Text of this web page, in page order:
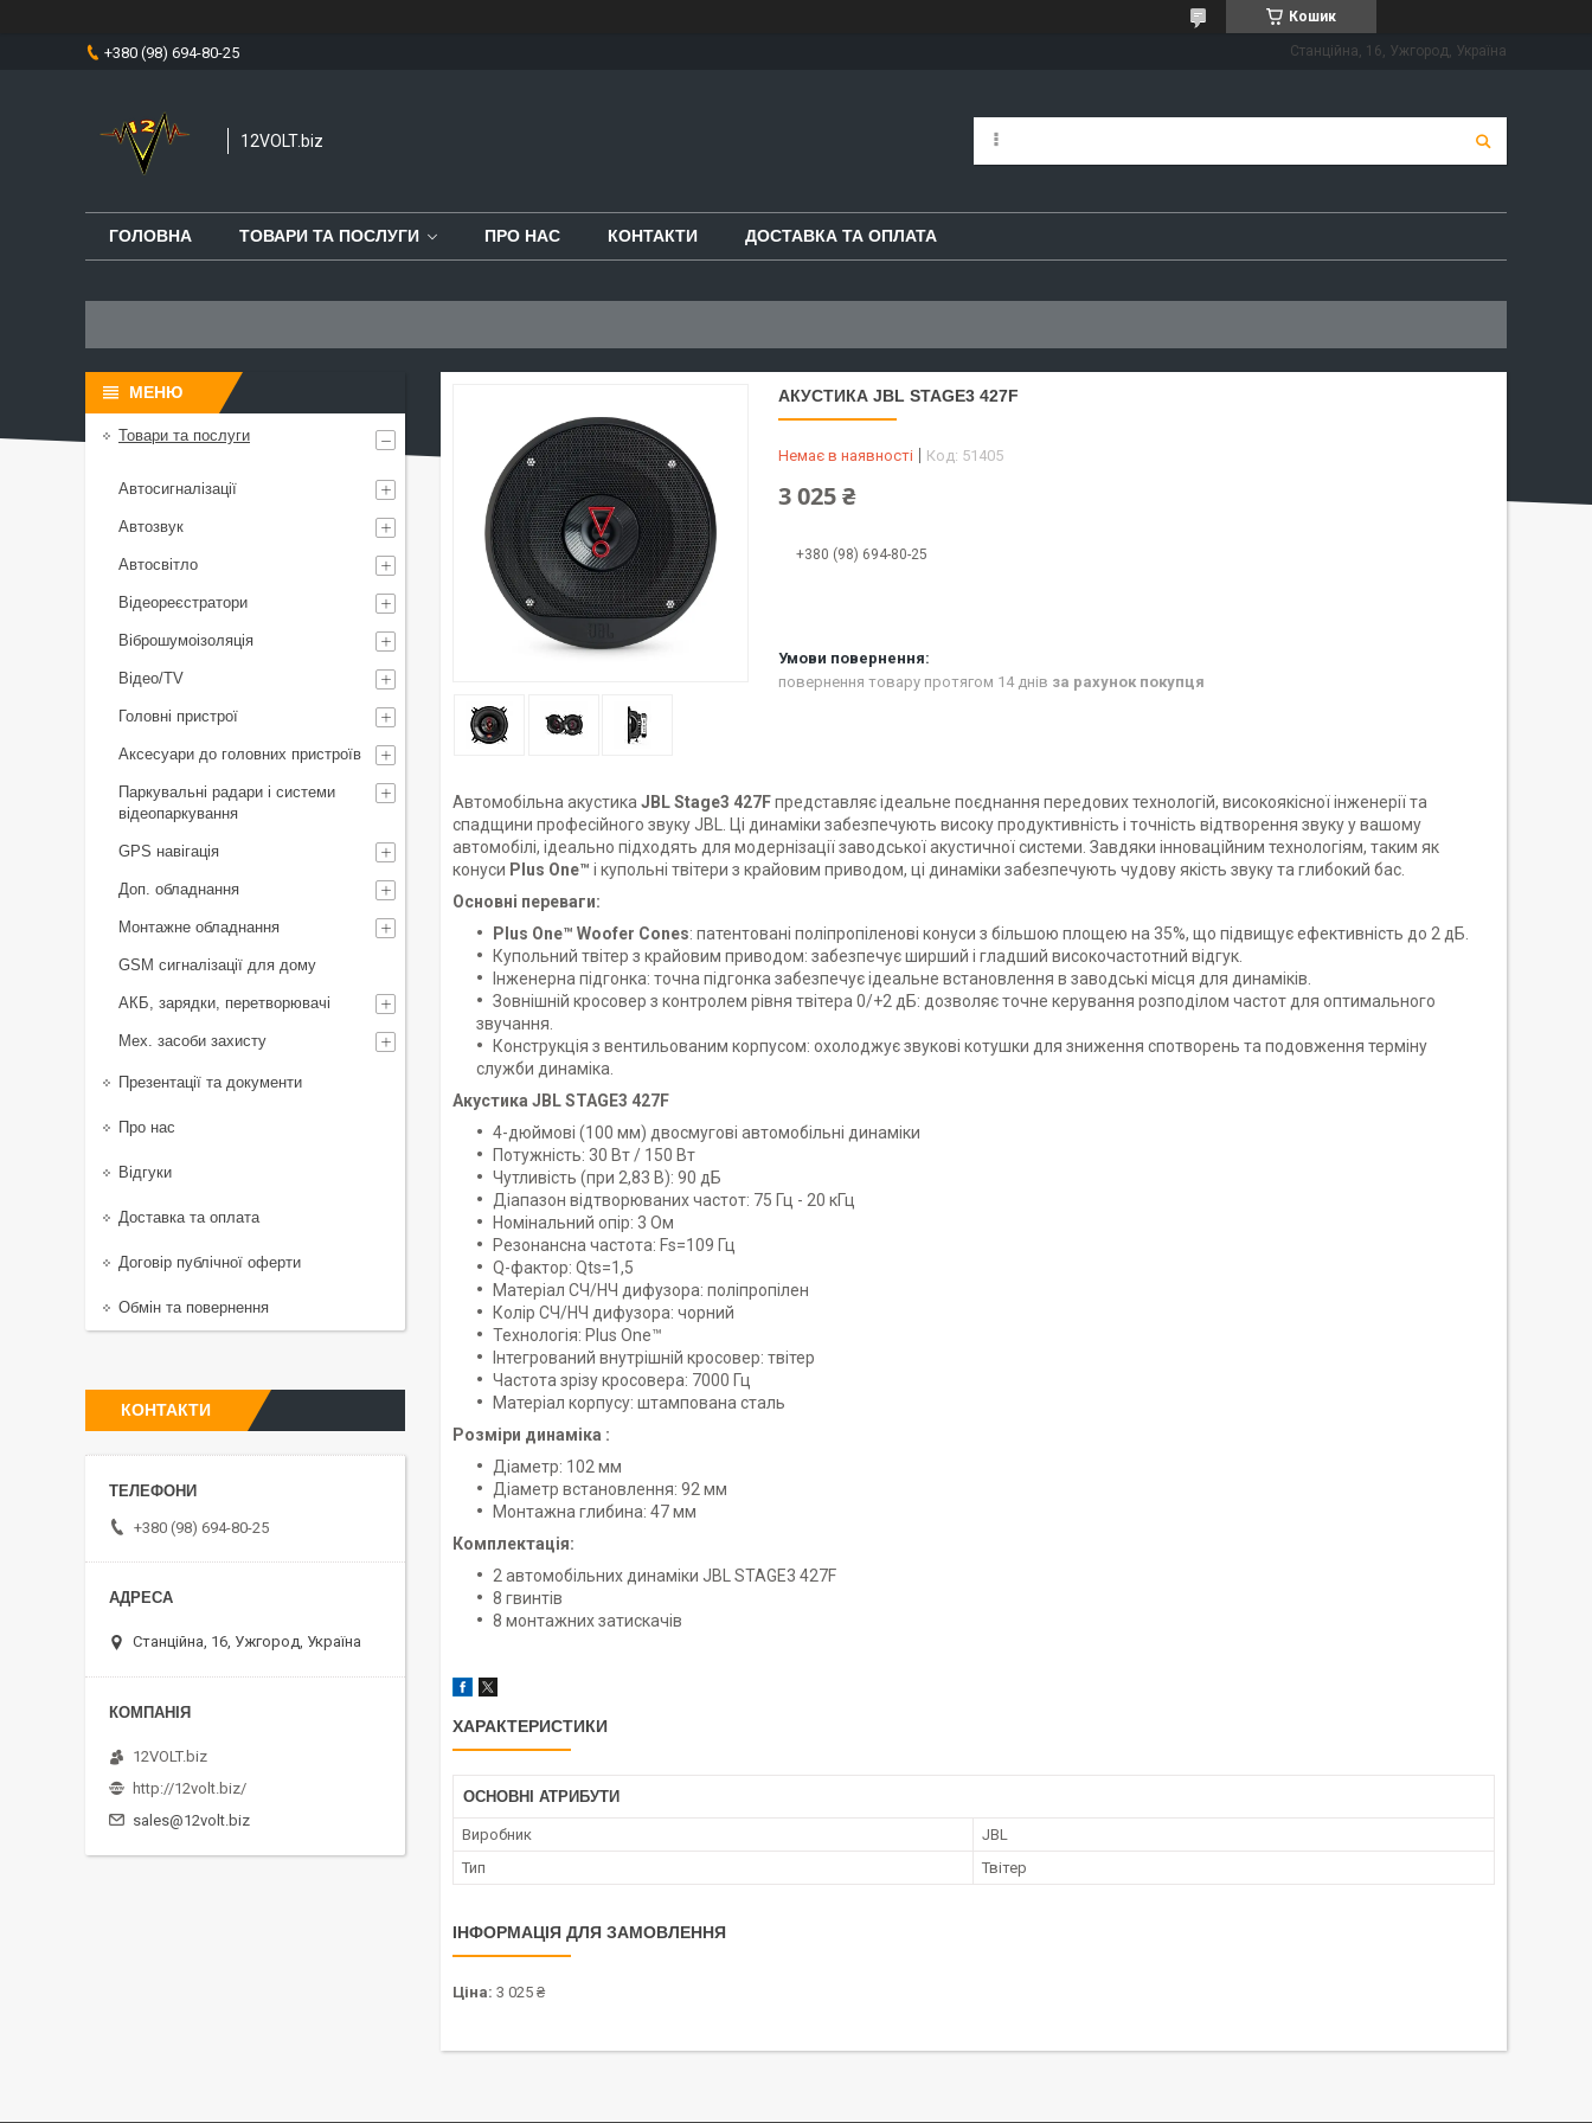
Кошик
+380 (98) 694-80-25 Станційна, 16, Ужгород, Україна
12VOLT.biz
ГОЛОВНА ТОВАРИ ТА ПОСЛУГИ ПРО НАС КОНТАКТИ ДОСТАВКА ТА ОПЛАТА
АКУСТИКА JBL STAGE3 427F
Немає в наявності Код: 51405
3 025 ₴
+380 (98) 694-80-25
повернення товару протягом 14 днів за рахунок покупця
Автомобільна акустика JBL Stage3 427Fпредставляє ідеальне поєднання передових технологій, високоякісної інженерії та
спадщини професійного звуку JBL. Ці динаміки забезпечують високу продуктивність і точність відтворення звуку у вашому
автомобілі, ідеально підходять для модернізації заводської акустичної системи. Завдяки інноваційним технологіям, таким як
конуси Plus One™ і купольні твітери з крайовим приводом, ці динаміки забезпечують чудову якість звуку та глибокий бас.
Основні переваги:
Plus One™ Woofer Cones: патентовані поліпропіленові конуси з більшою площею на 35%, що підвищує ефективність до 2 дБ.
Купольний твітер з крайовим приводом: забезпечує ширший і гладший високочастотний відгук.
Інженерна підгонка: точна підгонка забезпечує ідеальне встановлення в заводські місця для динаміків.
Зовнішній кросовер з контролем рівня твітера 0/+2 дБ: дозволяє точне керування розподілом частот для оптимального
звучання.
Конструкція з вентильованим корпусом: охолоджує звукові котушки для зниження спотворень та подовження терміну
служби динаміка.
Акустика JBL STAGE3 427F
4-дюймові (100 мм) двосмугові автомобільні динаміки
Потужність: 30 Вт / 150 Вт
Чутливість (при 2,83 В): 90 дБ
Діапазон відтворюваних частот: 75 Гц - 20 кГц
Номінальний опір: 3 Ом
Резонансна частота: Fs=109 Гц
Q-фактор: Qts=1,5
Матеріал СЧ/НЧ дифузора: поліпропілен
Колір СЧ/НЧ дифузора: чорний
Технологія: Plus One™
Інтегрований внутрішній кросовер: твітер
Частота зрізу кросовера: 7000 Гц
Матеріал корпусу: штампована сталь
Розміри динаміка :
Діаметр: 102 мм
Діаметр встановлення: 92 мм
Монтажна глибина: 47 мм
Комплектація:
2 автомобільних динаміки JBL STAGE3 427F
8 гвинтів
8 монтажних затискачів
ХАРАКТЕРИСТИКИ
ОСНОВНІ АТРИБУТИ
Виробник
JBL
Тип
Твітер
ІНФОРМАЦІЯ ДЛЯ ЗАМОВЛЕННЯ
Ціна: 3 025 ₴
Товари та послуги
Автосигналізації
Автозвук
Автосвітло
Відеореєстратори
Віброшумоізоляція
Відео/TV
Головні пристрої
Аксесуари до головних пристроїв
Паркувальні радари і системи
відеопаркування
GPS навігація
Доп. обладнання
Монтажне обладнання
GSM сигналізації для дому
АКБ, зарядки, перетворювачі
Мех. засоби захисту
Презентації та документи
Про нас
Відгуки
Доставка та оплата
Договір публічної оферти
Обмін та повернення
КОНТАКТИ
+380 (98) 694-80-25
Станційна, 16, Ужгород, Україна
12VOLT.biz
http://12volt.biz/
sales@12volt.biz